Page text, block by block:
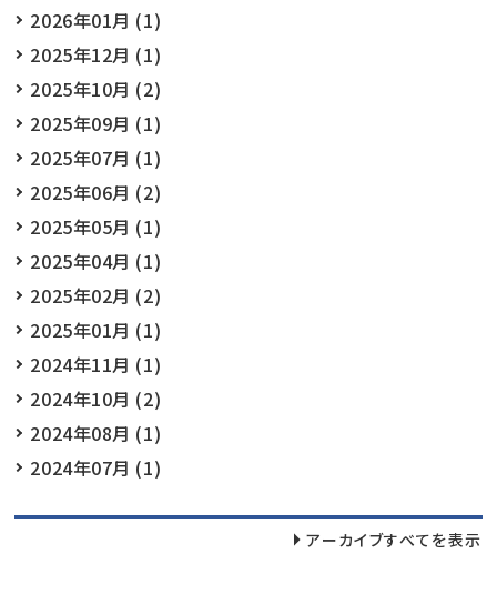
2026年01月 (1)
2025年12月 (1)
2025年10月 (2)
2025年09月 (1)
2025年07月 (1)
2025年06月 (2)
2025年05月 (1)
2025年04月 (1)
2025年02月 (2)
2025年01月 (1)
2024年11月 (1)
2024年10月 (2)
2024年08月 (1)
2024年07月 (1)
アーカイブすべてを表示